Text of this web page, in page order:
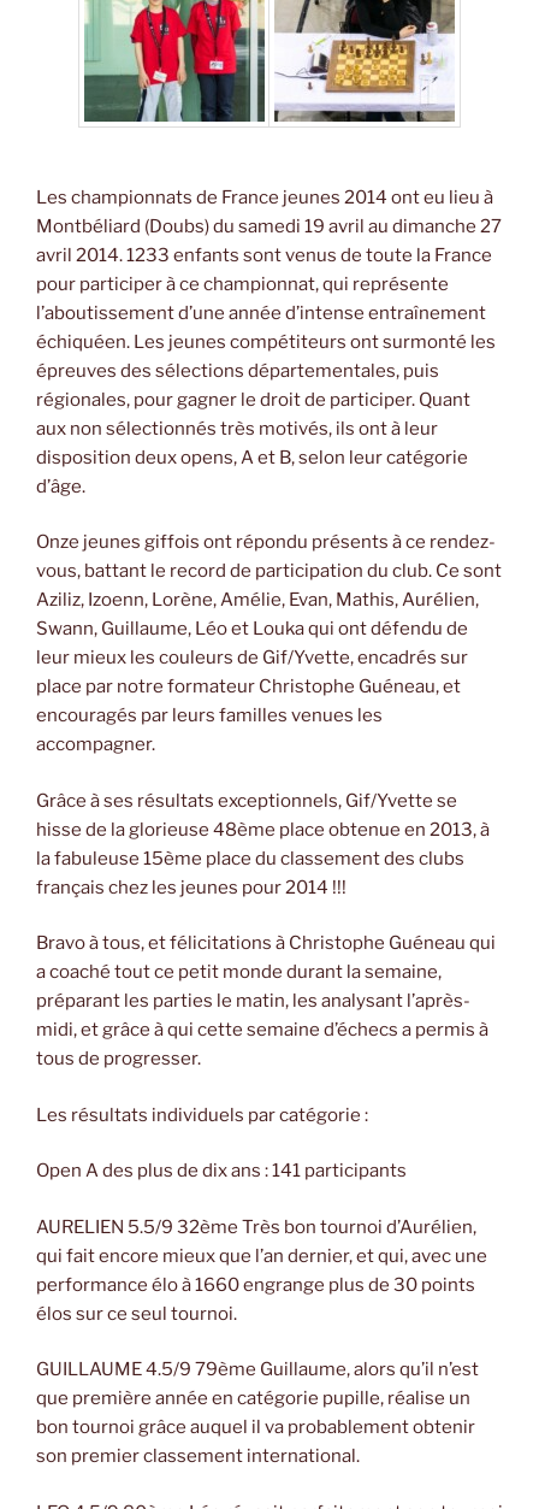
Les championnats de France jeunes 2014 ont eu lieu à
Montbéliard (Doubs) du samedi 19 avril au dimanche 27
avril 2014. 1233 enfants sont venus de toute la France
pour participer à ce championnat, qui représente
l’aboutissement d’une année d’intense entraînement
échiquéen. Les jeunes compétiteurs ont surmonté les
épreuves des sélections départementales, puis
régionales, pour gagner le droit de participer. Quant
aux non sélectionnés très motivés, ils ont à leur
disposition deux opens, A et B, selon leur catégorie
d’âge.
Onze jeunes giffois ont répondu présents à ce rendez-
vous, battant le record de participation du club. Ce sont
Aziliz, Izoenn, Lorène, Amélie, Evan, Mathis, Aurélien,
Swann, Guillaume, Léo et Louka qui ont défendu de
leur mieux les couleurs de Gif/Yvette, encadrés sur
place par notre formateur Christophe Guéneau, et
encouragés par leurs familles venues les
accompagner.
Grâce à ses résultats exceptionnels, Gif/Yvette se
hisse de la glorieuse 48ème place obtenue en 2013, à
la fabuleuse 15ème place du classement des clubs
français chez les jeunes pour 2014 !!!
Bravo à tous, et félicitations à Christophe Guéneau qui
a coaché tout ce petit monde durant la semaine,
préparant les parties le matin, les analysant l’après-
midi, et grâce à qui cette semaine d’échecs a permis à
tous de progresser.
Les résultats individuels par catégorie :
Open A des plus de dix ans : 141 participants
AURELIEN 5.5/9 32ème Très bon tournoi d’Aurélien,
qui fait encore mieux que l’an dernier, et qui, avec une
performance élo à 1660 engrange plus de 30 points
élos sur ce seul tournoi.
GUILLAUME 4.5/9 79ème Guillaume, alors qu’il n’est
que première année en catégorie pupille, réalise un
bon tournoi grâce auquel il va probablement obtenir
son premier classement international.